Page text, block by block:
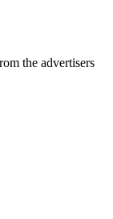
the advertisers